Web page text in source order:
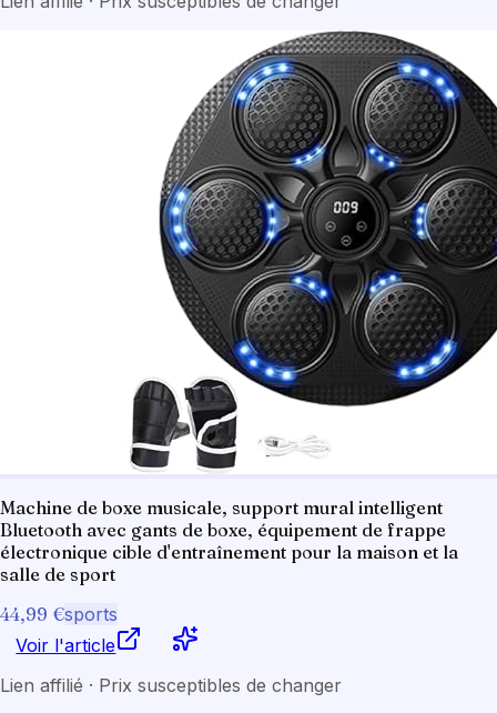
Machine de boxe musicale, support mural intelligent
Bluetooth avec gants de boxe, équipement de frappe
électronique cible d'entraînement pour la maison et la
salle de sport
44,99 €sports
Voir l'article
Lien affilié · Prix susceptibles de changer